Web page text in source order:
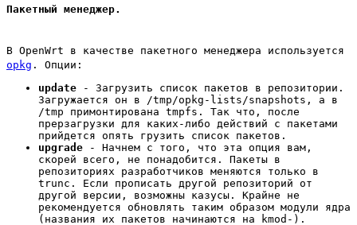
Пакетный менеджер.
В OpenWrt в качестве пакетного менеджера используется
opkg . Опции:
update - Загрузить список пакетов в репозитории.
Загружается он в /tmp/opkg-lists/snapshots, а в
/tmp примонтирована tmpfs. Так что, после
прерзагрузки для каких-либо действий с пакетами
прийдется опять грузить список пакетов.
upgrade - Начнем с того, что эта опция вам,
скорей всего, не понадобится. Пакеты в
репозиториях разработчиков меняются только в
trunc. Если прописать другой репозиторий от
другой версии, возможны казусы. Крайне не
рекомендуется обновлять таким образом модули ядра
(названия их пакетов начинаются на kmod-).